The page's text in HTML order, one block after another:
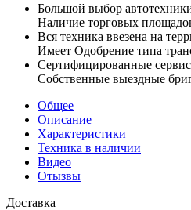
Большой выбор
Наличие торговых
Вся техника ввезена на
Имеет Одобрение типа
Сертифицированные
Собственные выездные
Общее
Описание
Характеристики
Техника в наличии
Видео
Отызвы
Доставка